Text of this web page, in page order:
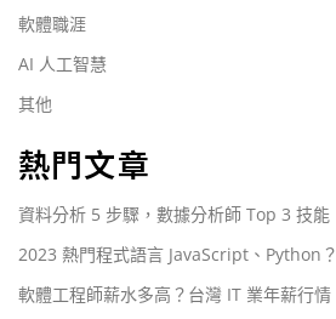
軟體職涯
AI 人工智慧
其他
熱門文章
資料分析 5 步驟，數據分析師 Top 3 技能
2023 熱門程式語言 JavaScript、Python？
軟體工程師薪水多高？台灣 IT 業年薪行情